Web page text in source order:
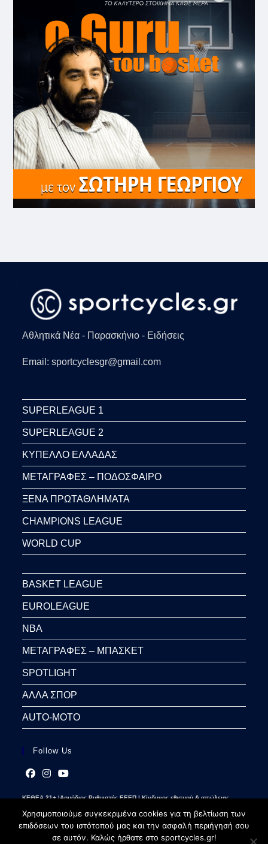
Αθλητικά Νέα - Παρασκήνιο - Ειδήσεις
Email: sportcyclesgr@gmail.com
SUPERLEAGUE 1
SUPERLEAGUE 2
ΚΥΠΕΛΛΟ ΕΛΛΑΔΑΣ
ΜΕΤΑΓΡΑΦΕΣ – ΠΟΔΟΣΦΑΙΡΟ
ΞΕΝΑ ΠΡΩΤΑΘΛΗΜΑΤΑ
CHAMPIONS LEAGUE
WORLD CUP
BASKET LEAGUE
EUROLEAGUE
NBA
ΜΕΤΑΓΡΑΦΕΣ – ΜΠΑΣΚΕΤ
SPOTLIGHT
ΑΛΛΑ ΣΠΟΡ
AUTO-MOTO
Follow Us
in
a
new
in
a
new
tab
in
a
new
tab
ΚΕΘΕΑ 21+ |Αρμόδιος Ρυθμιστής ΕΕΕΠ | Κίνδυνος εθισμού & απώλειας
Χρησιμοποιούμε συγκεκριμένα cookies για τη βελτίωση των
επιδόσεων του ιστότοπού μας και την ασφαλή περιήγησή σου
σε αυτόν. Καλώς ήρθατε στο sportcycles.gr!